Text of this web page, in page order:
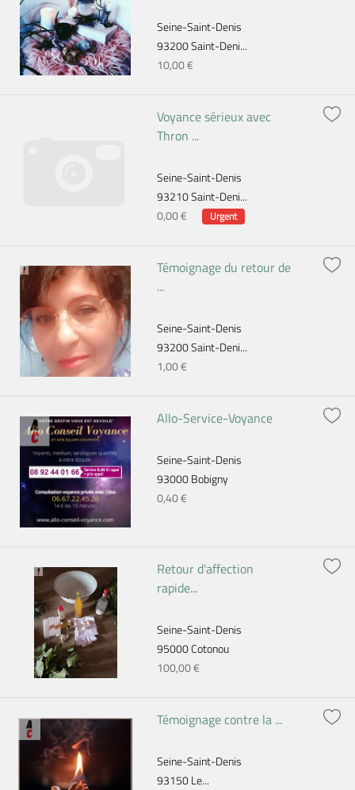
Seine-Saint-Denis
93200 Saint-Deni...
10,00 €
Voyance sérieux avec
Thron ...
Seine-Saint-Denis
93210 Saint-Deni...
0,00 €
Urgent
Témoignage du retour de
...
Seine-Saint-Denis
93200 Saint-Deni...
1,00 €
Allo-Service-Voyance
Seine-Saint-Denis
93000 Bobigny
0,40 €
Retour d'affection
rapide...
Seine-Saint-Denis
95000 Cotonou
100,00 €
Témoignage contre la ...
Seine-Saint-Denis
93150 Le...